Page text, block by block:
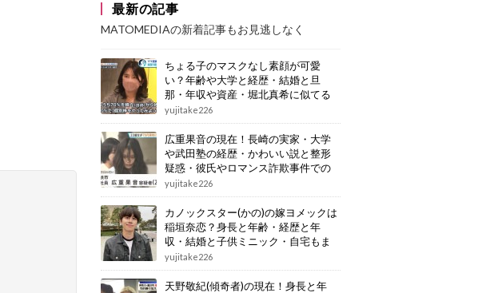
最新の記事
MATOMEDIAの新着記事もお見逃しなく
ちょる子のマスクなし素顔が可愛
い？年齢や大学と経歴・結婚と旦
那・年収や資産・堀北真希に似てる
画像もまとめ
yujitake226
広重果音の現在！長崎の実家・大学
や武田塾の経歴・かわいい説と整形
疑惑・彼氏やロマンス詐欺事件での
逮捕もまとめ
yujitake226
カノックスター(かの)の嫁ヨメックは
稲垣奈恋？身長と年齢・経歴と年
収・結婚と子供ミニック・自宅もま
とめ
yujitake226
天野敬紀(傾奇者)の現在！身長と年